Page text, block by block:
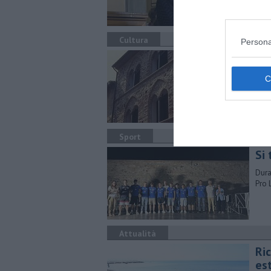
Cultura
In
Sport
Si
Pro
Attualità